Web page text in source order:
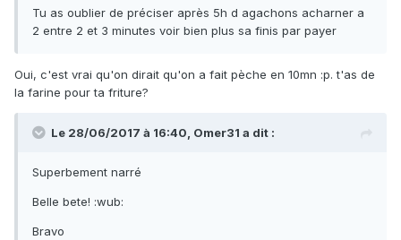
Tu as oublier de préciser après 5h d agachons acharner a
2 entre 2 et 3 minutes voir bien plus sa finis par payer
Oui, c'est vrai qu'on dirait qu'on a fait pèche en 10mn :p. t'as de
la farine pour ta friture?
Le 28/06/2017 à 16:40, Omer31 a dit :
Superbement narré
Belle bete! :wub:
Bravo